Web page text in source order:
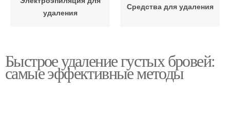
удаления
Средства для удаления
Быстрое удаление густых бровей:
самые эффективные методы